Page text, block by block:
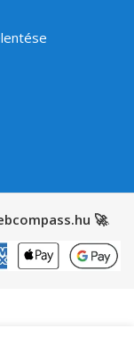
🚀.